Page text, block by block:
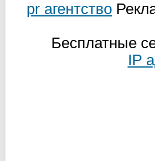
pr агентство
Бесплатные
IP